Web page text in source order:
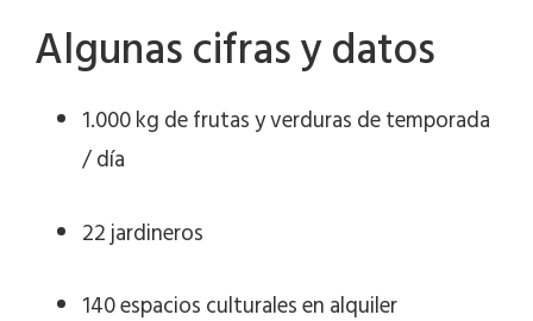
Algunas cifras y datos
1.000 kg de frutas y verduras de temporada
/ día
22 jardineros
140 espacios culturales en alquiler